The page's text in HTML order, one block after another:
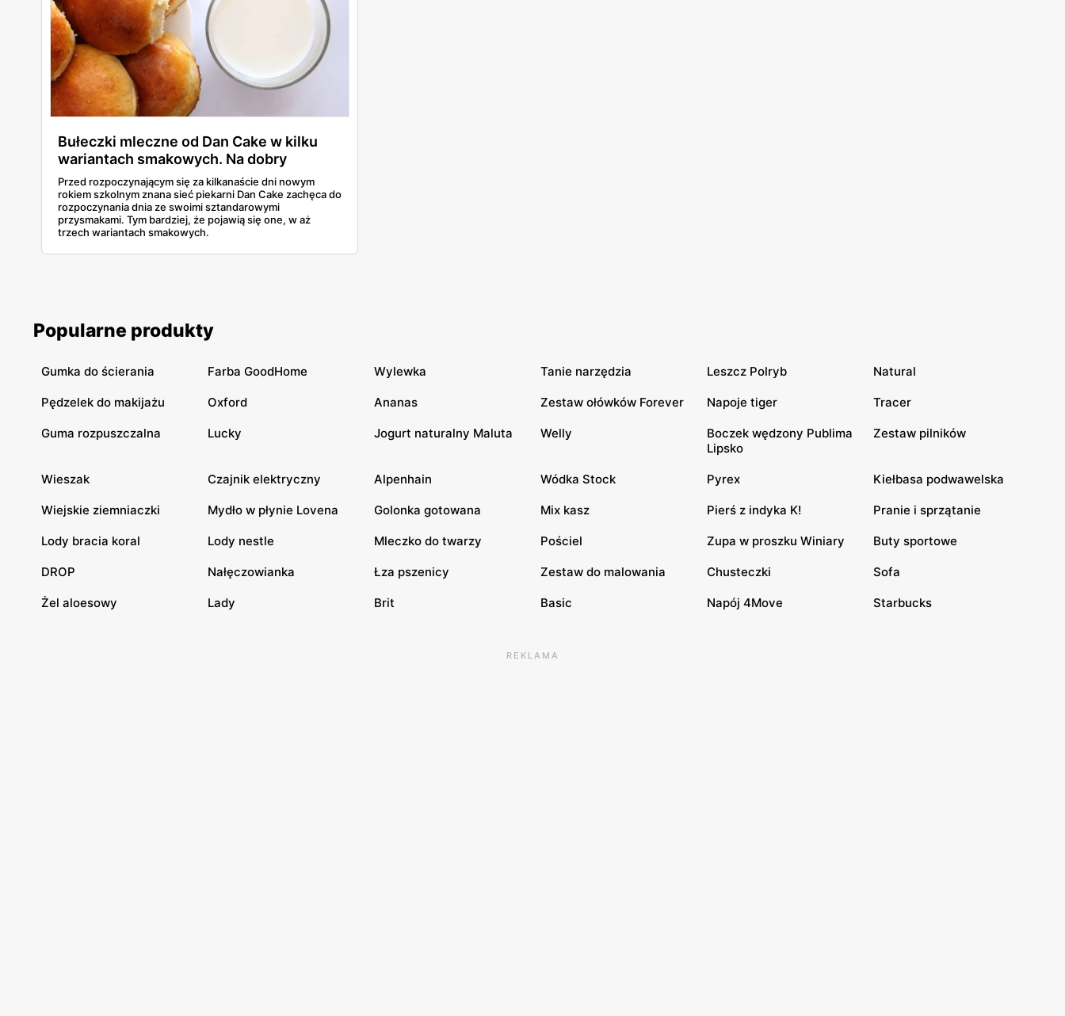
Bułeczki mleczne od Dan Cake w kilku
wariantach smakowych. Na dobry
początek dnia!
Przed rozpoczynającym się za kilkanaście dni nowym
rokiem szkolnym znana sieć piekarni Dan Cake zachęca do
rozpoczynania dnia ze swoimi sztandarowymi
przysmakami. Tym bardziej, że pojawią się one, w aż
trzech wariantach smakowych.
Popularne produkty
Gumka do ścierania Farba GoodHome Wylewka Tanie narzędzia Leszcz Polryb Natural
Pędzelek do makijażu Oxford Ananas Zestaw ołówków Forever Napoje tiger Tracer
Guma rozpuszczalna Lucky Jogurt naturalny Maluta Welly
Boczek wędzony Publima
Lipsko
Zestaw pilników
Wieszak Czajnik elektryczny Alpenhain Wódka Stock Pyrex Kiełbasa podwawelska
Wiejskie ziemniaczki Mydło w płynie Lovena Golonka gotowana Mix kasz Pierś z indyka K! Pranie i sprzątanie
Lody bracia koral Lody nestle Mleczko do twarzy Pościel Zupa w proszku Winiary Buty sportowe
DROP Nałęczowianka Łza pszenicy Zestaw do malowania Chusteczki Sofa
Żel aloesowy Lady Brit Basic Napój 4Move Starbucks
REKLAMA